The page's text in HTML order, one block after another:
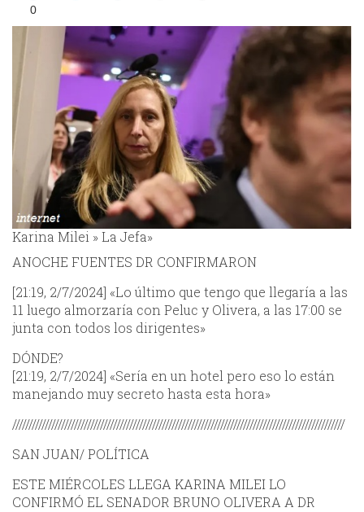
0
Karina Milei » La Jefa»
ANOCHE FUENTES DR CONFIRMARON
[21:19, 2/7/2024] «Lo último que tengo que llegaría a las
11 luego almorzaría con Peluc y Olivera, a las 17:00 se
junta con todos los dirigentes»
DÓNDE?
[21:19, 2/7/2024] «Sería en un hotel pero eso lo están
manejando muy secreto hasta esta hora»
//////////////////////////////////////////////////////////////////////////////////////////////////////
SAN JUAN/ POLÍTICA
ESTE MIÉRCOLES LLEGA KARINA MILEI LO
CONFIRMÓ EL SENADOR BRUNO OLIVERA A DR